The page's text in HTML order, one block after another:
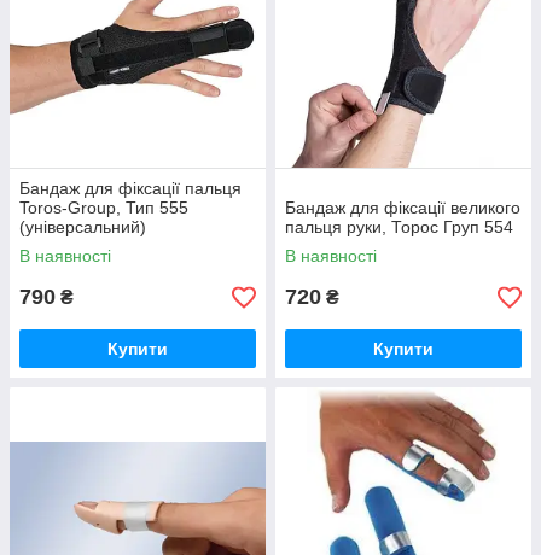
Бандаж для фіксації пальця
Toros-Group, Тип 555
(універсальний)
В наявності
790 ₴
Купити
Бандаж для фіксації великого
пальця руки, Торос Груп 554
В наявності
720 ₴
Купити